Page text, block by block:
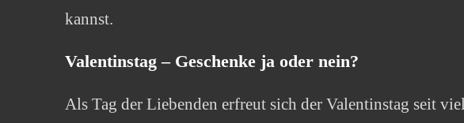
kannst.
Valentinstag – Geschenke ja oder nein?
Als Tag der Liebenden erfreut sich der Valentinstag seit